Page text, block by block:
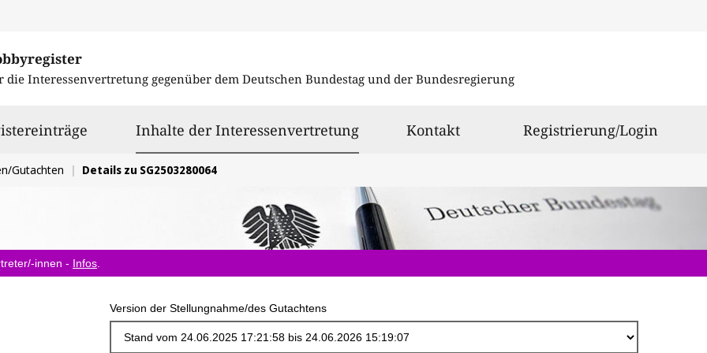
die Interessenvertretung gegenüber dem Deutschen Bundestag und der Bundesregierung
Inhalte der Interessenvertretungausgewählt
Kontakt Registrierung/Login
Gutachten Details zu SG2503280064
innen - Infos
Version der Stellungnahme/des Gutachtens